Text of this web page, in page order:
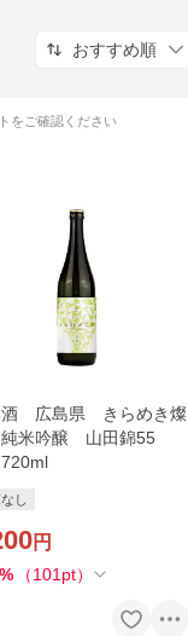
おすすめ順
をご確認ください
酒 広島県 きらめき燦
米吟醸 山田錦55
し
円
% （101 pt）